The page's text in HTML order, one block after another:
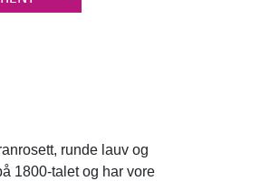
runde lauv og
1800-talet og har vore